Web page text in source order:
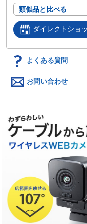
類似品と比べる
ダイレクトショ
よくある質問
お問い合わせ